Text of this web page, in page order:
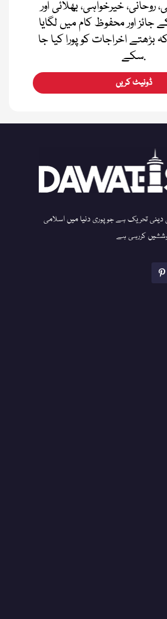
روحانی، خیرخواہی، بھلائی اور
جائز اور محفوظ کام میں لگایا
بڑھتے اخراجات کو پورا کیا جا
سکے.
ڈونیٹ کریں
تحریک ہے جو پوری دنیا میں اسلامی
کررہی ہے